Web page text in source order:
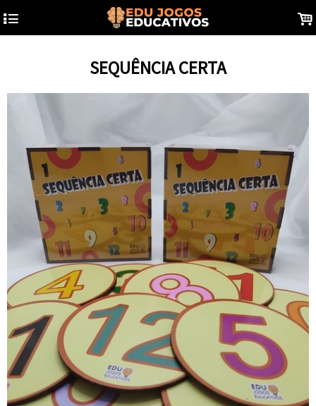
4 .
SEQUÊNCIA CERTA